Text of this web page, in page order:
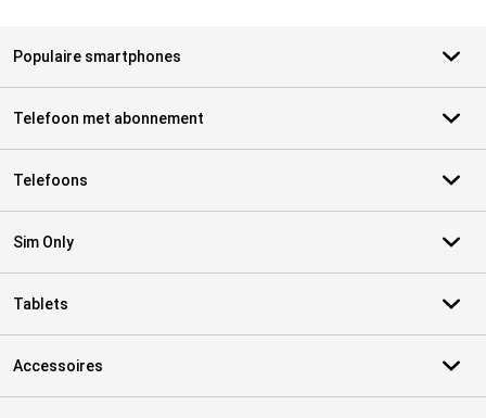
Populaire smartphones
Telefoon met abonnement
Telefoons
Sim Only
Tablets
Accessoires